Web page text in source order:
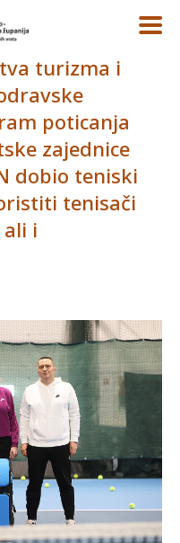
turizma i
poticanja
zajednice
dobio teniski
tenisači
i